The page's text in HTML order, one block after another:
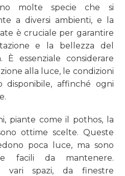
molte specie che si
a diversi ambienti, e la
è cruciale per garantire
e la bellezza del
essenziale considerare
alla luce, le condizioni
disponibile, affinché ogni
piante come il pothos, la
ottime scelte. Queste
poca luce, ma sono
facili da mantenere.
vari spazi, da finestre